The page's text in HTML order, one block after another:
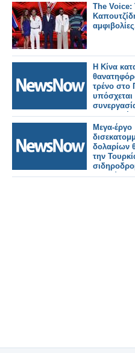
The Voice:
Η Κίνα
τρένο στο
υπόσχεται
Μεγα-έργο
δολαρίων
την
μεταξύ